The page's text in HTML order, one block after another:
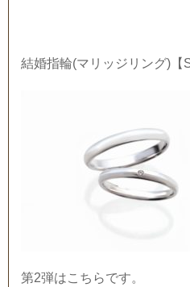
結婚指輪(マリッジリング)【
第2弾はこちらです。